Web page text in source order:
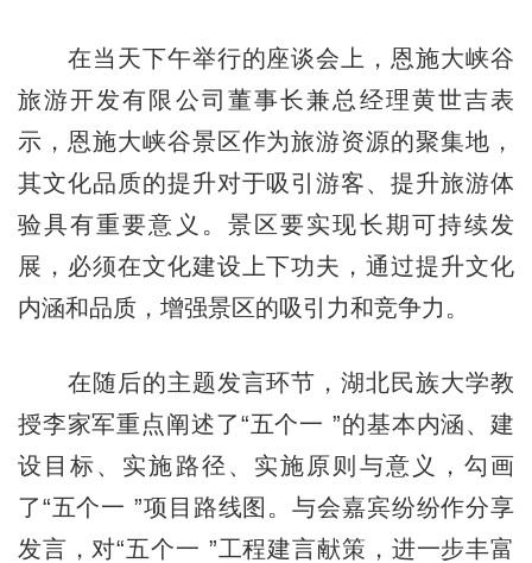
在当天下午举行的座谈会上，恩施大峡谷
旅游开发有限公司董事长兼总经理黄世吉表
示，恩施大峡谷景区作为旅游资源的聚集地，
其文化品质的提升对于吸引游客、提升旅游体
验具有重要意义。景区要实现长期可持续发
展，必须在文化建设上下功夫，通过提升文化
内涵和品质，增强景区的吸引力和竞争力。
在随后的主题发言环节，湖北民族大学教
授李家军重点阐述了“五个一 ”的基本内涵、建
设目标、实施路径、实施原则与意义，勾画
了“五个一 ”项目路线图。与会嘉宾纷纷作分享
发言，对“五个一 ”工程建言献策，进一步丰富